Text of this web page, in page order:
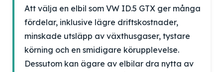
Att välja en elbil som VW ID.5 GTX ger många
fördelar, inklusive lägre driftskostnader,
minskade utsläpp av växthusgaser, tystare
körning och en smidigare körupplevelse.
Dessutom kan ägare av elbilar dra nytta av